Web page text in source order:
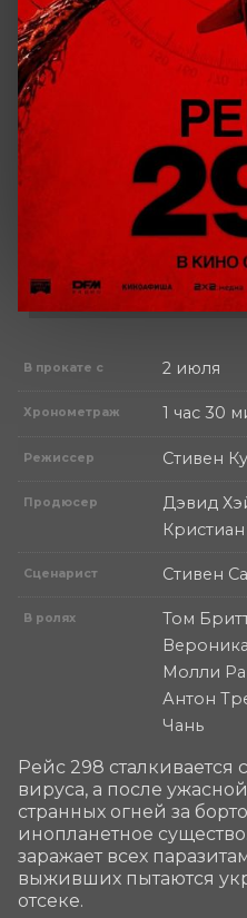
В прокате с 2 июля
Хронометраж 1 час 30
Режиссер Стивен
Продюсер
Дэвид
Сценарист Стивен
В ролях
Том
Молли
Антон
Чань
Рейс 298 сталкивается
вируса, а после
странных огней за
инопланетное
заражает всех
выживших пытаются
отсеке.